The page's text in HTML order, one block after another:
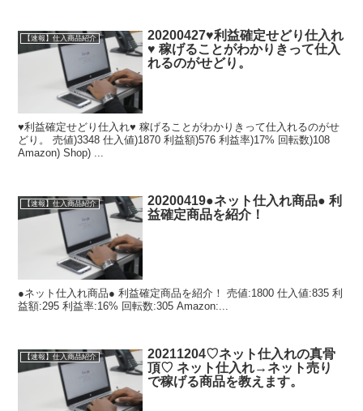
【速報】仕入商品紹介
20200427♥利益確定せどり仕入れ
♥ 稼げることがわかりきって仕入
れるのがせどり。
♥利益確定せどり仕入れ♥ 稼げることがわかりきって仕入れるのがせ
どり。 売値)3348 仕入値)1870 利益額)576 利益率)17% 回転数)108
Amazon) Shop) ...
【速報】仕入商品紹介
20200419●ネット仕入れ商品● 利
益確定商品を紹介！
●ネット仕入れ商品● 利益確定商品を紹介！ 売値:1800 仕入値:835 利
益額:295 利益率:16% 回転数:305 Amazon:...
【速報】仕入商品紹介
20211204♡ネット仕入れの真骨
頂♡ ネット仕入れ→ネット売り
で稼げる商品を教えます。